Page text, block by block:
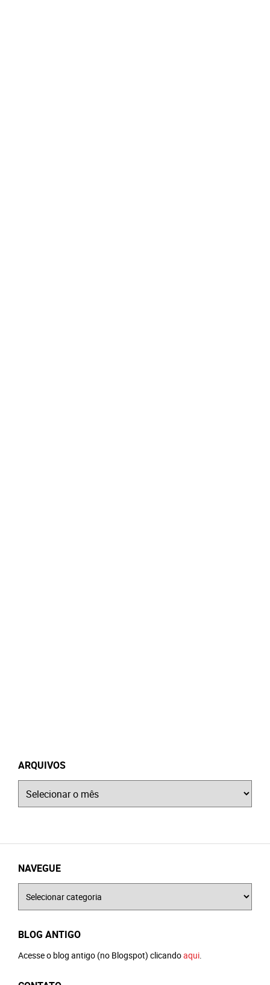
ARQUIVOS
NAVEGUE
BLOG ANTIGO
Acesse o blog antigo (no Blogspot) clicandoaqui.